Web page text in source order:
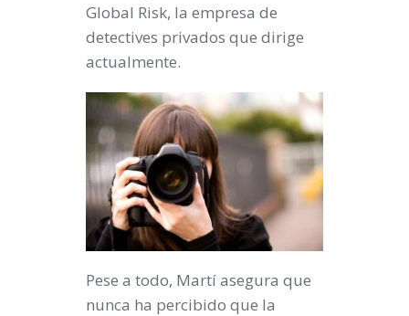
Global Risk, la empresa de
detectives privados que dirige
actualmente.
Pese a todo, Martí asegura que
nunca ha percibido que la